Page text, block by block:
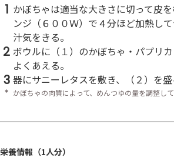
1 かぼちゃは適当な大きさに切って皮
ンジ（６００Ｗ）で４分ほど加熱し
汁気をきる。
2 ボウルに（１）のかぼちゃ・パプリ
よくあえる。
3 器にサニーレタスを敷き、（２）を盛
＊ かぼちゃの肉質によって、めんつゆの量を調整して
栄養情報（1人分）